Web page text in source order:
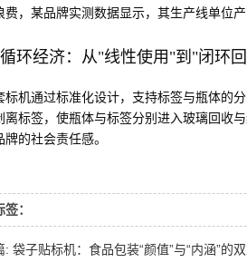
费，某品牌实测数据显示，其生产线单位
环经济：从"线性使用"到"闭环
标机通过标准化设计，支持标签与瓶体的
离标签，使瓶体与标签分别进入玻璃回收
牌的社会责任感。
：
: 袋子贴标机：食品包装“颜值”与“内涵”的